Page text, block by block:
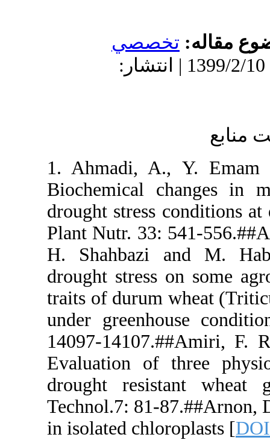
1399/2/10 | انتشار:
1. Ahmadi,
drought
Plant Nutr.
H.
drought
traits of
under
14097-
Evaluation
drought
Technol.7:
in isolated